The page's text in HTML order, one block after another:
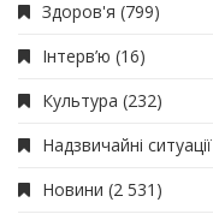
Здоров'я (799)
Інтерв’ю (16)
Культура (232)
Надзвичайні ситуації
Новини (2 531)